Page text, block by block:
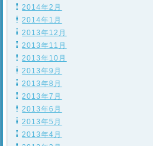
2014年2月
2014年1月
2013年12月
2013年11月
2013年10月
2013年9月
2013年8月
2013年7月
2013年6月
2013年5月
2013年4月